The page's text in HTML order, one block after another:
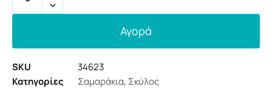
Αγορά
SKU
34623
Κατηγορίες
Σαμαράκια, Σκύλος